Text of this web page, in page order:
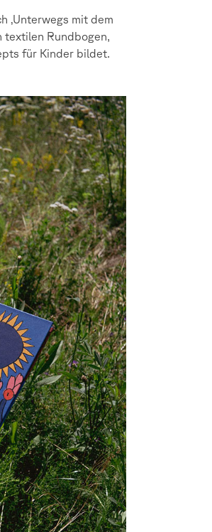
‚Unterwegs mit dem
textilen Rundbogen,
für Kinder bildet.